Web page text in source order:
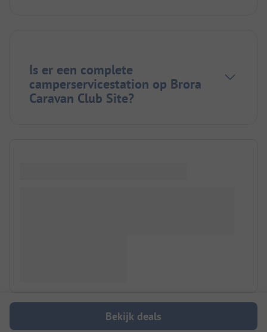
Is er een complete
camperservicestation op Brora
Caravan Club Site?
Bekijk deals